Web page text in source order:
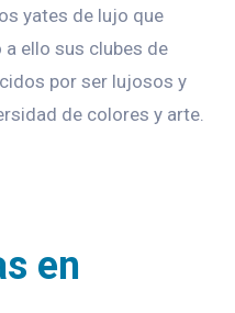
yates de lujo que
a ello sus clubes de
por ser lujosos y
de colores y arte.
en